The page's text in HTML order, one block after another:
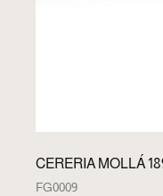
CERERIA MOLLÁ
FG0009